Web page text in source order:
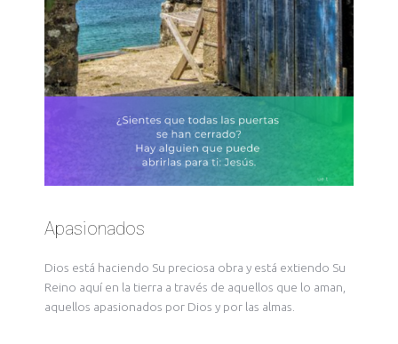
Apasionados
Dios está haciendo Su preciosa obra y está extiendo Su
Reino aquí en la tierra a través de aquellos que lo aman,
aquellos apasionados por Dios y por las almas.